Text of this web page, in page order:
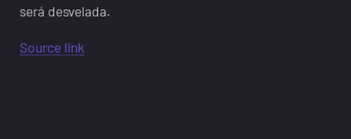
será desvelada.
Source link